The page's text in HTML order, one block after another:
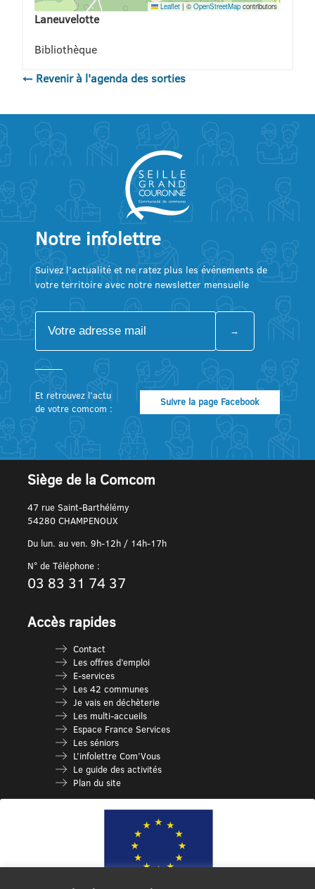
Leaflet | ©OpenStreetMap contributors
Laneuvelotte
Bibliothèque
← Revenir à l'agenda des sorties
Notre infolettre
Suivez l’actualité et ne ratez plus les événements de
votre territoire avec notre newsletter mensuelle
Et retrouvez l’actu
de votre comcom :
Suivre la page Facebook
Siège de la Comcom
47 rue Saint-Barthélémy
54280 CHAMPENOUX
Du lun. au ven. 9h-12h / 14h-17h
N° de Téléphone :
03 83 31 74 37
Accès rapides
Contact
Les offres d’emploi
E-services
Les 42 communes
Je vais en déchèterie
Les multi-accueils
Espace France Services
Les séniors
L’infolettre Com’Vous
Le guide des activités
Plan du site